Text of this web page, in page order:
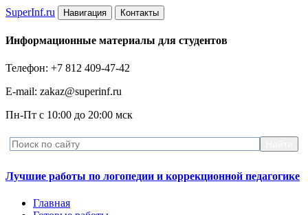
SuperInf.ru Навигация Контакты
Информационные материалы для студентов
Телефон: +7 812 409-47-42
E-mail: zakaz@superinf.ru
Пн-Пт с 10:00 до 20:00 мск
Лучшие работы по логопедии и коррекционной педагогике
Главная